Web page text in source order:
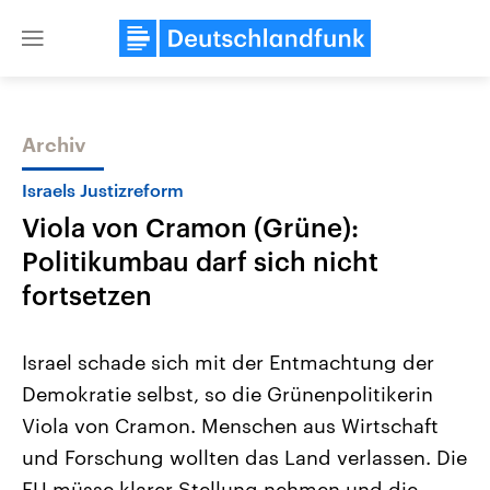
Close
Themen
2026
Alle Informationen
Sachsen-Anhalt wählt am 6.
September 2026 einen neuen
Landtag. Seit 2021 wird das
Bundesland von einer Koalition aus
Aktuelle Beiträge,
Hintergründe
Wirtschaftlich und
gehören die Vereinigten
den mächtigsten Ländern
mit großem Einfluss auf
Archiv
Israels Justizreform
Viola von Cramon (Grüne):
Politikumbau darf sich nicht
fortsetzen
Israel schade sich mit der Entmachtung der
Demokratie selbst, so die Grünenpolitikerin
Viola von Cramon. Menschen aus Wirtschaft
und Forschung wollten das Land verlassen. Die